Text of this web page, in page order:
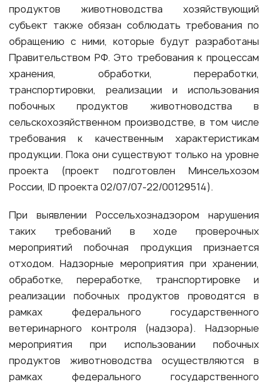
продуктов животноводства хозяйствующий
субъект также обязан соблюдать требования по
обращению с ними, которые будут разработаны
Правительством РФ. Это требования к процессам
хранения, обработки, переработки,
транспортировки, реализации и использования
побочных продуктов животноводства в
сельскохозяйственном производстве, в том числе
требования к качественным характеристикам
продукции. Пока они существуют только на уровне
проекта (проект подготовлен Минсельхозом
России, ID проекта 02/07/07-22/00129514).
При выявлении Россельхознадзором нарушения
таких требований в ходе проверочных
мероприятий побочная продукция признается
отходом. Надзорные мероприятия при хранении,
обработке, переработке, транспортировке и
реализации побочных продуктов проводятся в
рамках федерального государственного
ветеринарного контроля (надзора). Надзорные
мероприятия при использовании побочных
продуктов животноводства осуществляются в
рамках федерального государственного